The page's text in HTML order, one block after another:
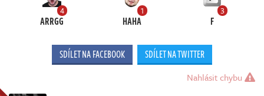
4
ARRGG
1
HAHA
3
F
SDÍLET NA FACEBOOK SDÍLET NA TWITTER
Nahlásit chybu